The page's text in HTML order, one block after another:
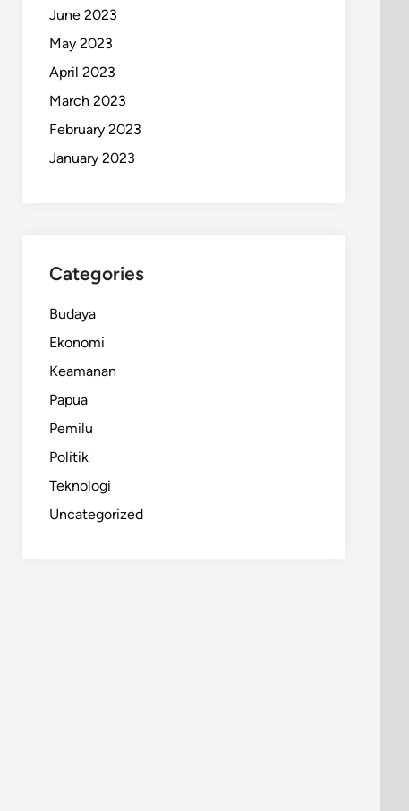
June 2023
May 2023
April 2023
March 2023
February 2023
January 2023
Categories
Budaya
Ekonomi
Keamanan
Papua
Pemilu
Politik
Teknologi
Uncategorized